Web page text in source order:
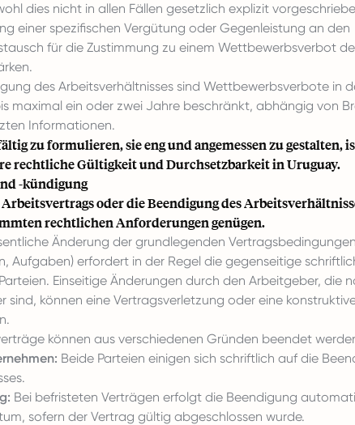
dies nicht in allen Fällen gesetzlich explizit
einer spezifischen Vergütung oder Gegenleistung an den
für die Zustimmung zu einem Wettbewerbsverbot
des Arbeitsverhältnisses sind Wettbewerbsverbote in
maximal ein oder zwei Jahre beschränkt, abhängig von
Informationen.
zu formulieren, sie eng und angemessen zu gestalten,
rechtliche Gültigkeit und Durchsetzbarkeit in Uruguay.
-kündigung
oder die Beendigung des
rechtlichen Anforderungen genügen.
Änderung der grundlegenden
Aufgaben) erfordert in der Regel die gegenseitige
Einseitige Änderungen durch den Arbeitgeber, die
sind, können eine Vertragsverletzung oder eine
können aus verschiedenen Gründen beendet
Beide Parteien einigen sich schriftlich auf die
Bei befristeten Verträgen erfolgt die Beendigung
sofern der Vertrag gültig abgeschlossen wurde.